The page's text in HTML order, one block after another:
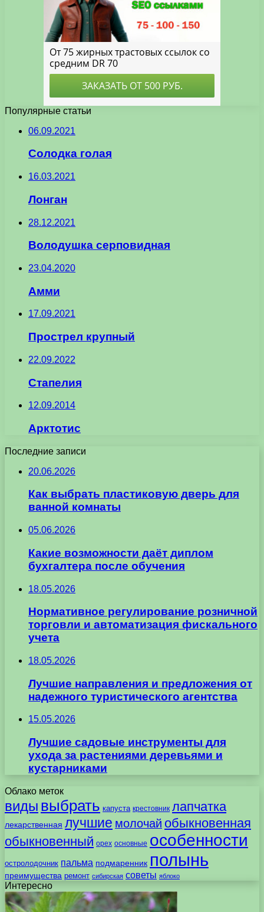
Популярные статьи
06.09.2021
Солодка голая
16.03.2021
Лонган
28.12.2021
Володушка серповидная
23.04.2020
Амми
17.09.2021
Прострел крупный
22.09.2022
Стапелия
12.09.2014
Арктотис
Последние записи
20.06.2026
Как выбрать пластиковую дверь для
ванной комнаты
05.06.2026
Какие возможности даёт диплом
бухгалтера после обучения
18.05.2026
Нормативное регулирование розничной
торговли и автоматизация фискального
учета
18.05.2026
Лучшие направления и предложения от
надежного туристического агентства
15.05.2026
Лучшие садовые инструменты для
ухода за растениями деревьями и
кустарниками
Облако меток
виды выбрать капуста крестовник лапчатка
лекарственная лучшие молочай обыкновенная
обыкновенный орех основные особенности
остролодочник пальма подмаренник полынь
преимущества ремонт сибирская советы яблоко
Интересно